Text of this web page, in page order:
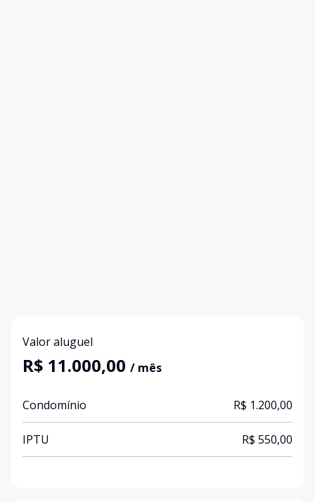
Valor aluguel
R$ 11.000,00 / mês
Condomínio R$ 1.200,00
IPTU R$ 550,00